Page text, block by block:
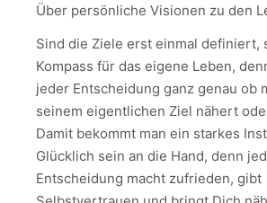
Über persönliche Visionen zu den
Sind die Ziele erst einmal definiert,
Kompass für das eigene Leben,
jeder Entscheidung ganz genau ob
seinem eigentlichen Ziel nähert
Damit bekommt man ein starkes
Glücklich sein an die Hand, denn
Entscheidung macht zufrieden, gibt